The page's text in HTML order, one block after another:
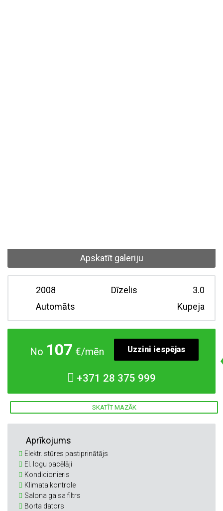
Apskatīt galeriju
2008 Dīzelis
3.0
Automāts
Kupeja
No 107 €/mēn Uzzini iespējas
+371 28 375 999
SKATĪT MAZĀK
Aprīkojums
Elektr. stūres pastiprinātājs
El. logu pacēlāji
Kondicionieris
Klimata kontrole
Salona gaisa filtrs
Borta dators